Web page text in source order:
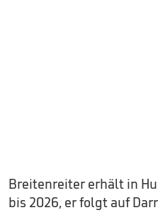
Breitenreiter erhält in
bis 2026, er folgt auf